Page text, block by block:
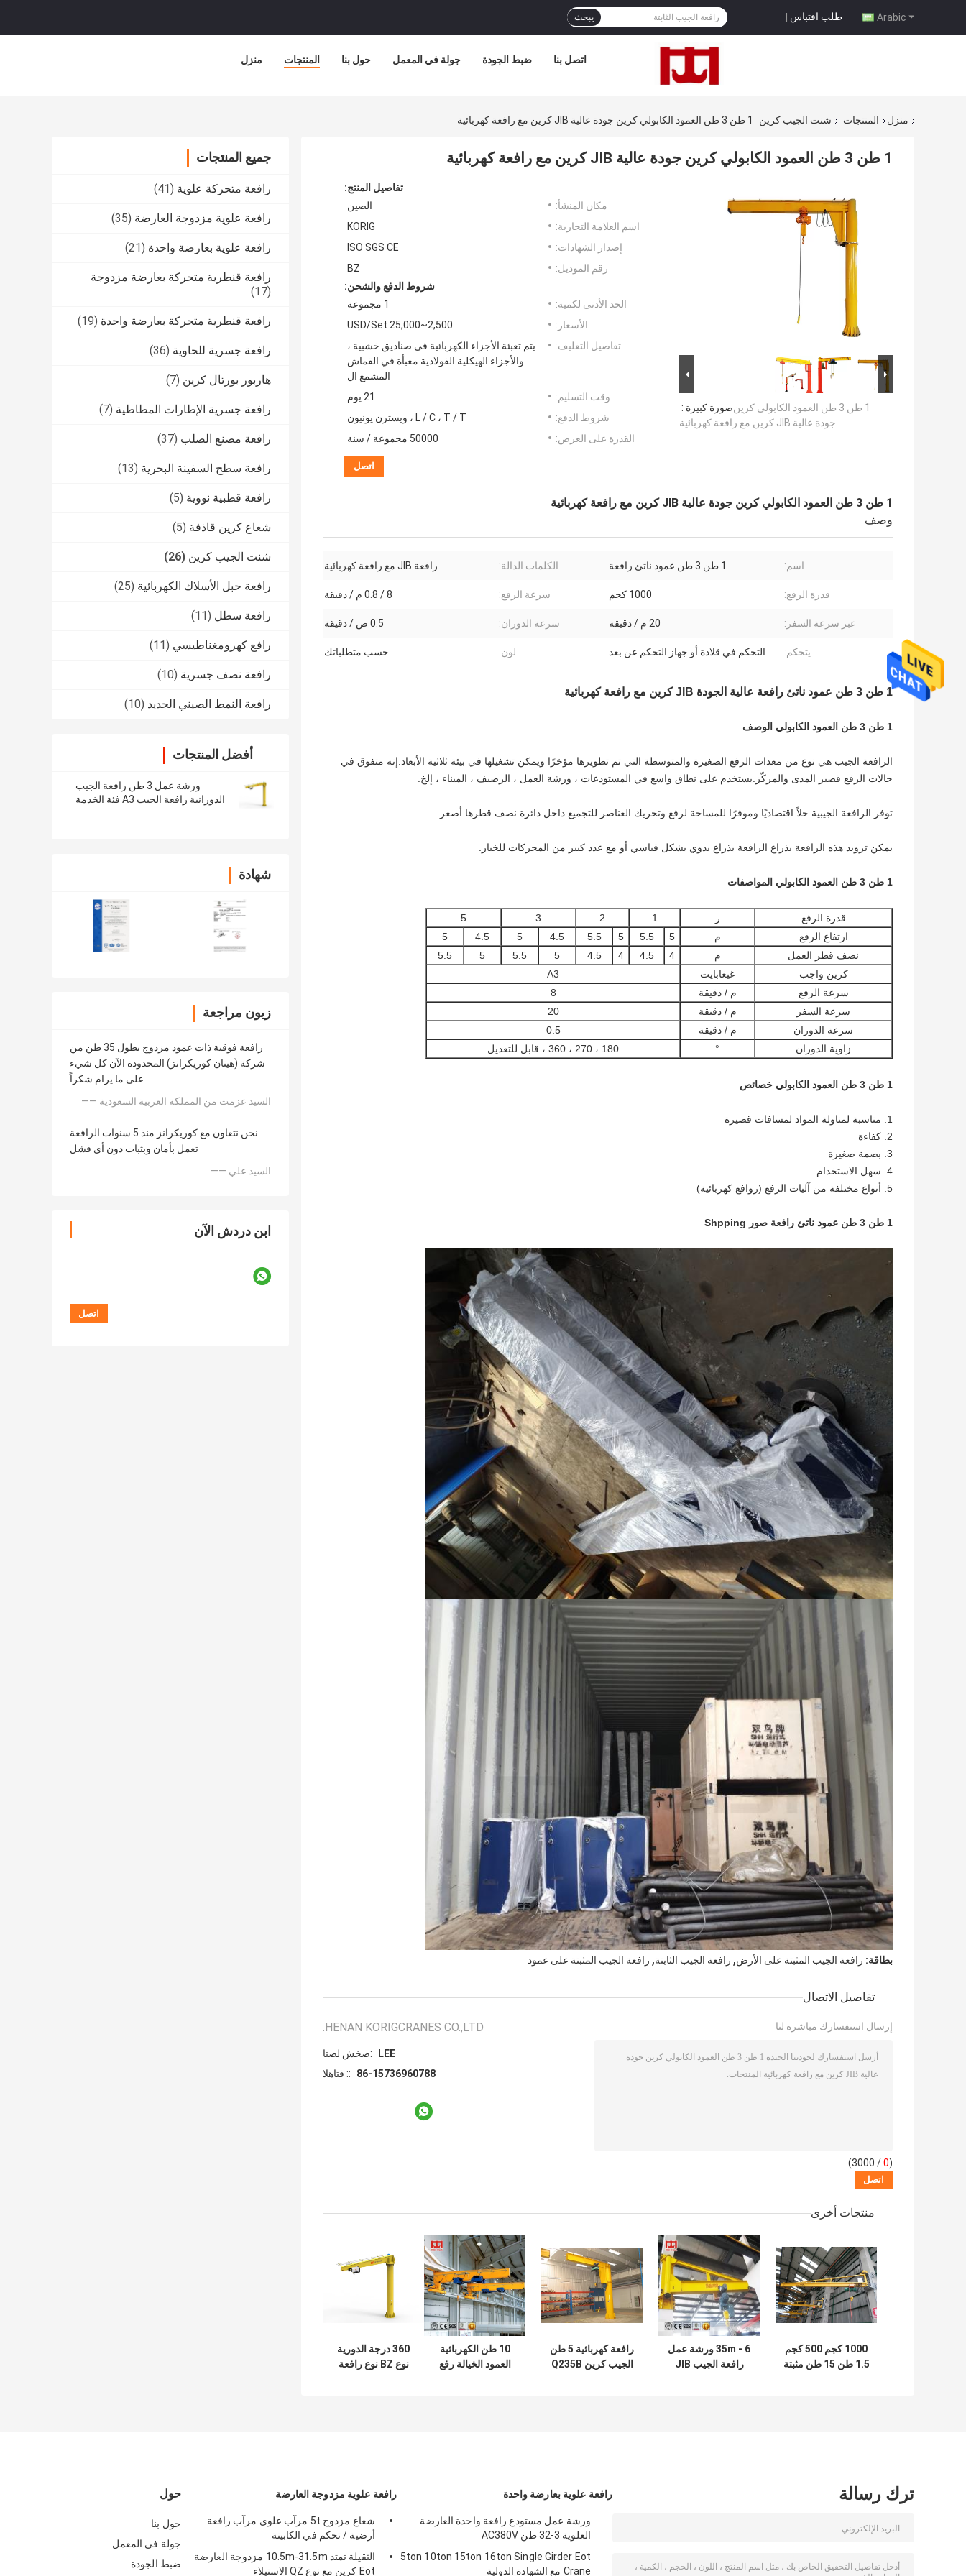
Arabic طلب اقتباس | يبحث
منزل المنتجات حول بنا جولة في المعمل ضبط الجودة اتصل بنا
منزل المنتجات شنت الجيب كرين 1 طن 3 طن العمود الكابولي كرين جودة عالية JIB كرين مع رافعة كهربائية
جميع المنتجات
رافعة متحركة علوية (41)
رافعة علوية مزدوجة العارضة (35)
رافعة علوية بعارضة واحدة (21)
رافعة قنطرية متحركة بعارضة مزدوجة
(17)
رافعة قنطرية متحركة بعارضة واحدة (19)
رافعة جسرية للحاوية (36)
هاربور بورتال كرين (7)
رافعة جسرية الإطارات المطاطية (7)
رافعة مصنع الصلب (37)
رافعة سطح السفينة البحرية (13)
رافعة قطبية نووية (5)
شعاع كرين قاذفة (5)
شنت الجيب كرين (26)
رافعة حبل الأسلاك الكهربائية (25)
رافعة سطل (11)
رافع كهرومغناطيسي (11)
رافعة نصف جسرية (10)
رافعة النمط الصيني الجديد (10)
أفضل المنتجات
ورشة عمل 3 طن رافعة الجيب
الدورانية رافعة الجيب A3 فئة الخدمة
شهادة
زبون مراجعة
رافعة فوقية ذات عمود مزدوج بطول 35 طن من
شركة (هينان كوريكرانز) المحدودة الآن كل شيء
على ما يرام شكراً
—— السيد عزمت من المملكة العربية السعودية
نحن نتعاون مع كوريكرانز منذ 5 سنوات الرافعة
تعمل بأمان وبثبات دون أي فشل
—— السيد علي
ابن دردش الآن
1 طن 3 طن العمود الكابولي كرين جودة عالية JIB كرين مع رافعة كهربائية
صورة كبيرة :1 طن 3 طن العمود الكابولي كرين
جودة عالية JIB كرين مع رافعة كهربائية
تفاصيل المنتج:
مكان المنشأ:
الصين
اسم العلامة التجارية:
KORIG
إصدار الشهادات:
ISO SGS CE
رقم الموديل:
BZ
شروط الدفع والشحن:
الحد الأدنى لكمية:
1 مجموعة
الأسعار:
2,500~25,000 USD/Set
تفاصيل التغليف:
يتم تعبئة الأجزاء الكهربائية في صناديق خشبية ،
والأجزاء الهيكلية الفولاذية معبأة في القماش
المشمع ال
وقت التسليم:
21 يوم
شروط الدفع:
L / C ، T / T ، ويسترن يونيون
القدرة على العرض:
50000 مجموعة / سنة
اتصل
1 طن 3 طن العمود الكابولي كرين جودة عالية JIB كرين مع رافعة كهربائية
وصف
اسم: 1 طن 3 طن عمود ناتئ رافعة الكلمات الدالة: رافعة JIB مع رافعة كهربائية
قدرة الرفع: 1000 كجم سرعة الرفع: 8 / 0.8 م / دقيقة
عبر سرعة السفر: 20 م / دقيقة سرعة الدوران: 0.5 ص / دقيقة
يتحكم: التحكم في قلادة أو جهاز التحكم عن بعد لون: حسب متطلباتك
1 طن 3 طن عمود ناتئ رافعة عالية الجودة JIB كرين مع رافعة كهربائية
1 طن 3 طن العمود الكابولي الوصف
الرافعة الجيب هي نوع من معدات الرفع الصغيرة والمتوسطة التي تم تطويرها مؤخرًا ويمكن تشغيلها في بيئة ثلاثية الأبعاد.إنه متفوق في
حالات الرفع قصير المدى والمركّز.يستخدم على نطاق واسع في المستودعات ، ورشة العمل ، الرصيف ، الميناء ، إلخ.
توفر الرافعة الجيبية حلاً اقتصاديًا وموفرًا للمساحة لرفع وتحريك العناصر للتجميع داخل دائرة نصف قطرها أصغر.
يمكن تزويد هذه الرافعة بذراع الرافعة بذراع يدوي بشكل قياسي أو مع عدد كبير من المحركات للخيار.
1 طن 3 طن العمود الكابولي المواصفات
قدرة الرفع ر 1
2
3
5
ارتفاع الرفع
م 5
5.5
5
5.5
4.5
5
4.5
5
نصف قطر العمل
م 4
4.5
4
4.5
5
5.5
5
5.5
كرين واجب
غيغابايت
A3
سرعة الرفع
م / دقيقة
8
سرعة السفر
م / دقيقة
20
سرعة الدوران
م / دقيقة
0.5
زاوية الدوران
° 180 ، 270 ، 360 ، قابل للتعديل
1 طن 3 طن العمود الكابولي خصائص
1. مناسبة لمناولة المواد لمسافات قصيرة
2. كفاءة
3. بصمة صغيرة
4. سهل الاستخدام
5. أنواع مختلفة من آليات الرفع (روافع كهربائية)
1 طن 3 طن عمود ناتئ رافعة صور Shpping
بطاقة: رافعة الجيب المثبتة على الأرض, رافعة الجيب الثابتة, رافعة الجيب المثبتة على عمود
تفاصيل الاتصال
HENAN KORIGCRANES CO.,LTD.
اتصل شخص:
LEE
الهاتف ::
86-15736960788
إرسال استفسارك مباشرة لنا
(
0
/ 3000)
منتجات أخرى
1000 كجم 500 كجم
1.5 طن 15 طن مثبتة
6 - 35m ورشة عمل
رافعة الجيب JIB
رافعة كهربائية 5 طن
الجيب كرين Q235B
10 طن الكهربائية
العمود الخيالة رفع
360 درجة الدورية
نوع BZ نوع رافعة
حول
حول بنا
جولة في المعمل
ضبط الجودة
رافعة علوية مزدوجة العارضة
شعاع مزدوج 5t مرآب علوي مرآب رافعة
أرضية / تحكم في الكابينة
الثقيلة تمتد 10.5m-31.5m مزدوجة العارضة
Eot كرين مع نوع QZ الاستيلاء
رافعة علوية بعارضة واحدة
ورشة عمل مستودع رافعة واحدة العارضة
العلوية 3-32 طن AC380V
5ton 10ton 15ton 16ton Single Girder Eot
Crane مع الشهادة الدولية
ترك رسالة